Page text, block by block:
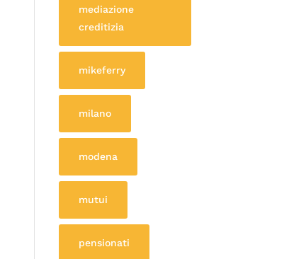
mediazione
creditizia
mikeferry
milano
modena
mutui
pensionati